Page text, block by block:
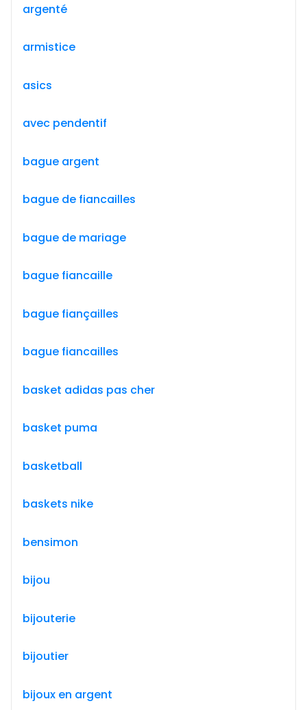
argenté
armistice
asics
avec pendentif
bague argent
bague de fiancailles
bague de mariage
bague fiancaille
bague fiançailles
bague fiancailles
basket adidas pas cher
basket puma
basketball
baskets nike
bensimon
bijou
bijouterie
bijoutier
bijoux en argent